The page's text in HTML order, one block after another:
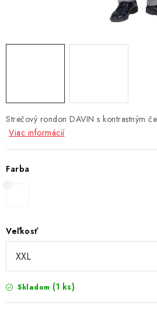
Strečový rondon DAVIN s kontrastným
Viac informácií
Farba
Veľkosť
Skladom (1 ks)